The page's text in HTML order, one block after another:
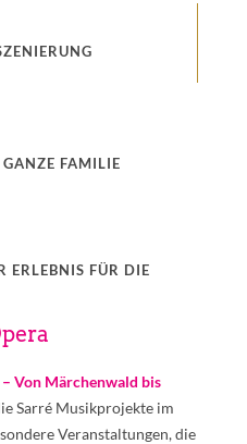
FAMILIE
ERLEBNIS FÜR DIE
Von Märchenwald bis
Sarré Musikprojekte im
Veranstaltungen, die